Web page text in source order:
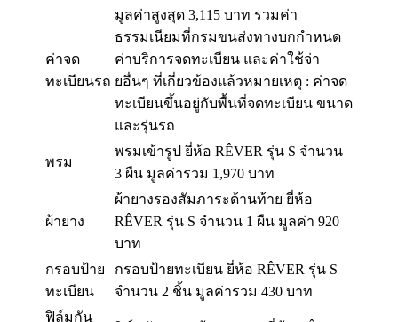
ค่าจด
ทะเบียนรถ
มูลค่าสูงสุด 3,115 บาท รวมค่า
ธรรมเนียมที่กรมขนส่งทางบกกำหนด
ค่าบริการจดทะเบียน และค่าใช้จ่า
ยอื่นๆ ที่เกี่ยวข้องแล้วหมายเหตุ : ค่าจด
ทะเบียนขึ้นอยู่กับพื้นที่จดทะเบียน ขนาด
และรุ่นรถ
พรม
พรมเข้ารูป ยี่ห้อ RÊVER รุ่น S จำนวน
3 ผืน มูลค่ารวม 1,970 บาท
ผ้ายาง
ผ้ายางรองสัมภาระด้านท้าย ยี่ห้อ
RÊVER รุ่น S จำนวน 1 ผืน มูลค่า 920
บาท
กรอบป้าย
ทะเบียน
กรอบป้ายทะเบียน ยี่ห้อ RÊVER รุ่น S
จำนวน 2 ชิ้น มูลค่ารวม 430 บาท
ฟิล์มกัน